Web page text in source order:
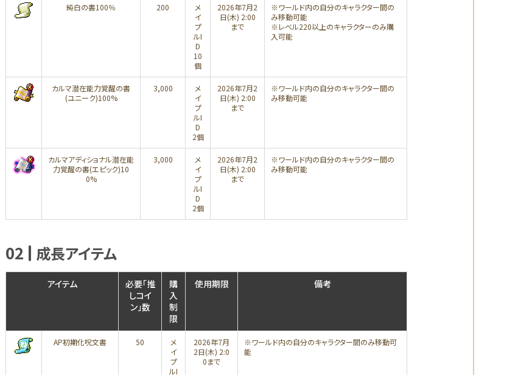
純白の書100％ 200
メ
イ
プ
ルI
D
10
個
2026年7月2
日(木) 2:00
まで
※ワールド内の自分のキャラクター間の
み移動可能
※レベル220以上のキャラクターのみ購
入可能
カルマ潜在能力覚醒の書
(ユニーク)100%
3,000
メ
イ
プ
ルI
D
2個
2026年7月2
日(木) 2:00
まで
※ワールド内の自分のキャラクター間の
み移動可能
カルマアディショナル潜在能
力覚醒の書(エピック)10
0%
3,000
メ
イ
プ
ルI
D
2個
2026年7月2
日(木) 2:00
まで
※ワールド内の自分のキャラクター間の
み移動可能
02 成長アイテム
アイテム
必要「推
しコイ
ン」数
購
入
制
限
使用期限 備考
AP初期化呪文書 50
メ
イ
プ
ルI
2026年7月
2日(木) 2:0
0まで
※ワールド内の自分のキャラクター間のみ移動可
能